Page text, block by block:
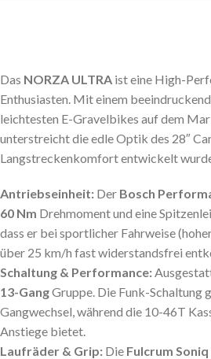
Das NORZA ULTRA ist eine High-
Enthusiasten. Mit einem
leichtesten E-Gravelbikes auf dem
unterstreicht die edle Optik des 28″
Langstreckenkomfort entwickelt
Antriebseinheit: Der Bosch
60 Nm Drehmoment und eine
dass er bei sportlicher Fahrweise
über 25 km/h fast widerstandsfrei
Schaltung & Performance:
13-GangGruppe. Die Funk-Schaltung
Gangwechsel, während die 10-46T
Anstiege bietet.
Laufräder & Grip: Die Fulcrum Soniq